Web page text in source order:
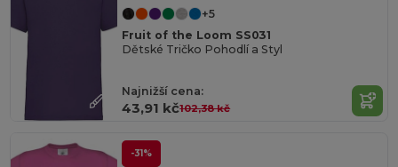
+5
Fruit of the Loom SS031
Dětské Tričko Pohodlí a Styl
Najnižší cena:
43,91 kč102,38 kč
-31%